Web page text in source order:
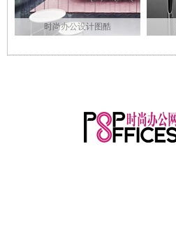
时尚办公设计图酷